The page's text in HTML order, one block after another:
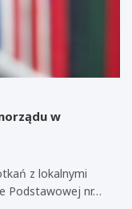
w
z lokalnymi
Podstawowej nr…